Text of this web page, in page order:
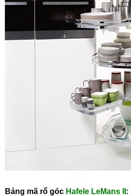
Bảng mã rổ góc Hafele LeMans II :